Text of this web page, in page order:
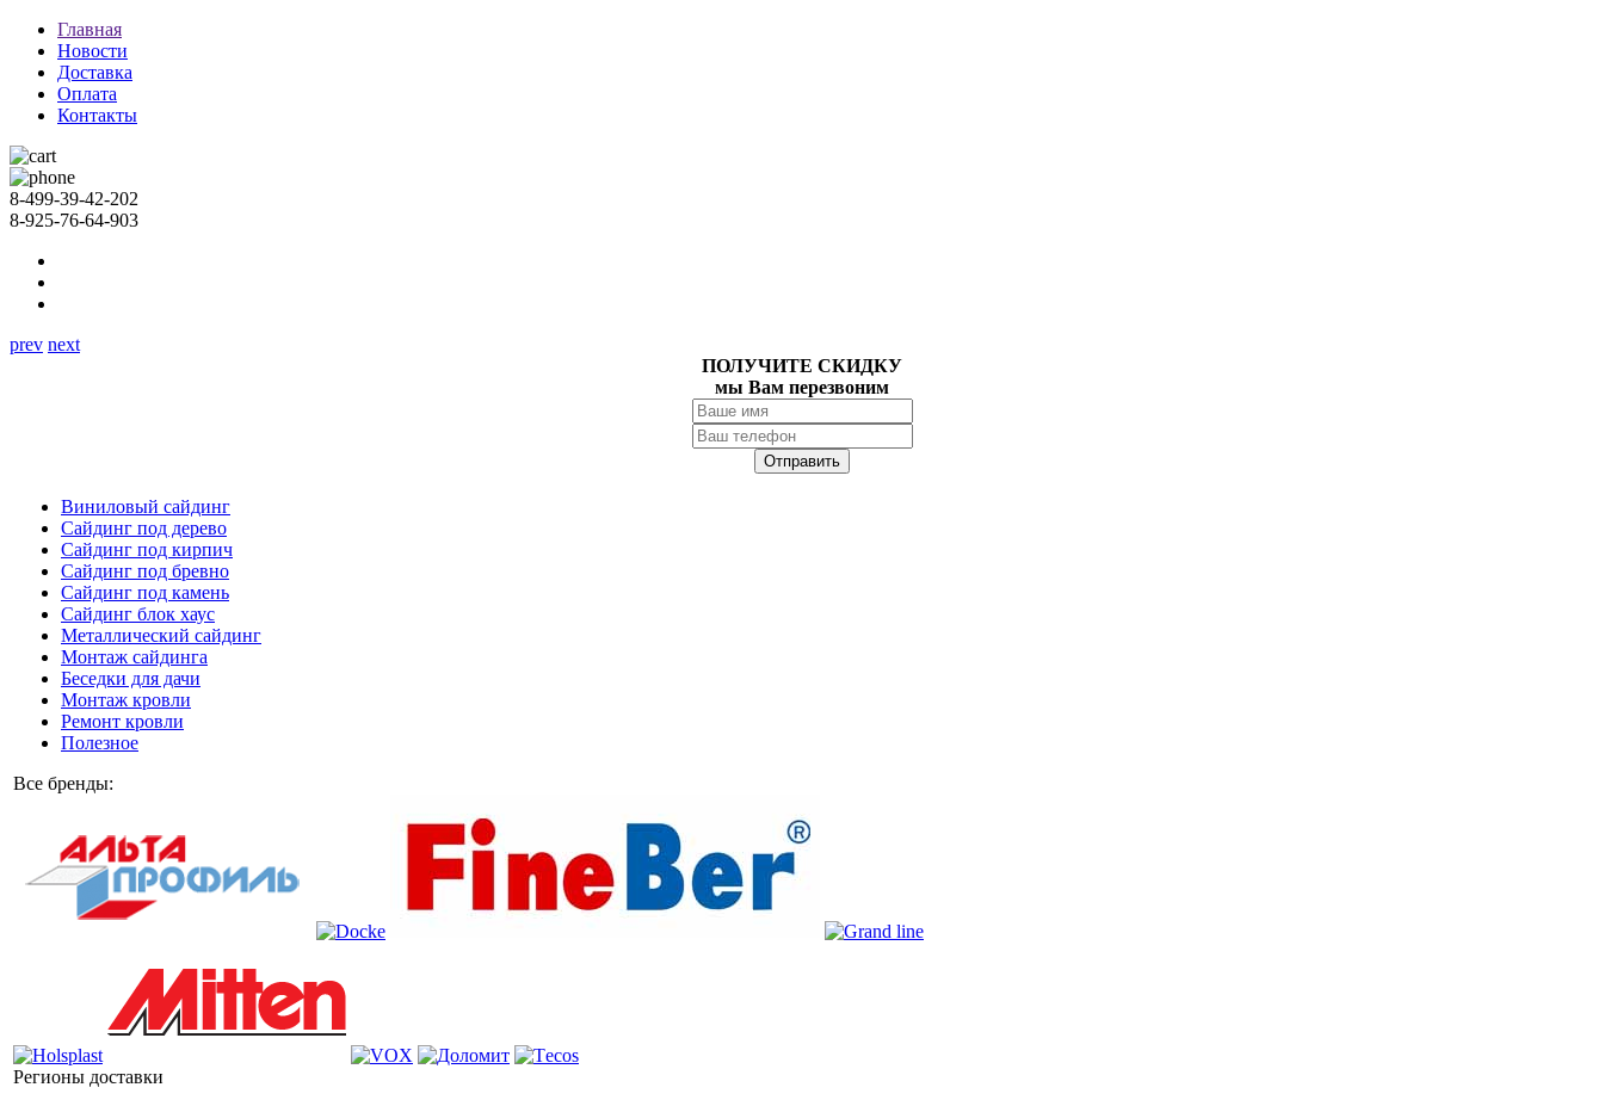
Главная
Новости
Доставка
Оплата
Контакты
8-499-39-42-202
8-925-76-64-903
prev next
ПОЛУЧИТЕ СКИДКУ
мы Вам перезвоним
Виниловый сайдинг
Сайдинг под дерево
Сайдинг под кирпич
Сайдинг под бревно
Сайдинг под камень
Cайдинг блок хаус
Металлический сайдинг
Монтаж сайдинга
Беседки для дачи
Монтаж кровли
Ремонт кровли
Полезное
Все бренды:
Регионы доставки